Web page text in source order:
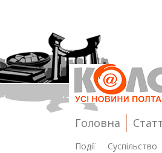
Головна
Події Суспільство